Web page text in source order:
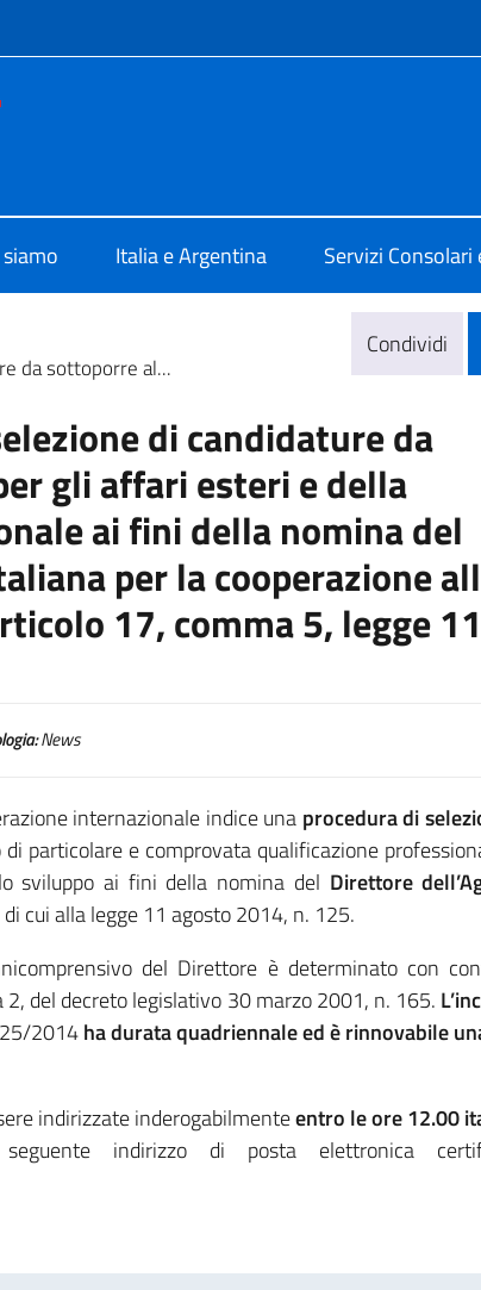
Italia e Argentina Servizi Consolari
da sottoporre al...
Condividi
di candidature da
gli affari esteri e della
ai fini della nomina del
per la cooperazione
17, comma 5, legge 11
News
internazionale indice una procedura di
particolare e comprovata qualificazione
sviluppo ai fini della nomina del Direttore
di cui alla legge 11 agosto 2014, n. 125.
del Direttore è determinato con
del decreto legislativo 30 marzo 2001, n. 165.
2014hadurata quadriennale ed è rinnovabile
indirizzate inderogabilmenteentro le ore 12.00
indirizzo di posta elettronica